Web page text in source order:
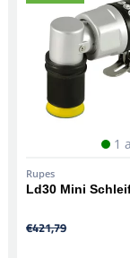
1
Rupes
Ld30 Mini
€421,79